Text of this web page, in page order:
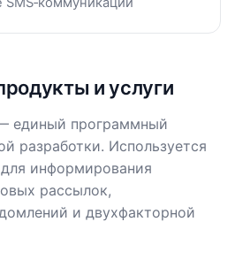
и услуги
единый программный
разработки. Используется
информирования
рассылок,
и двухфакторной